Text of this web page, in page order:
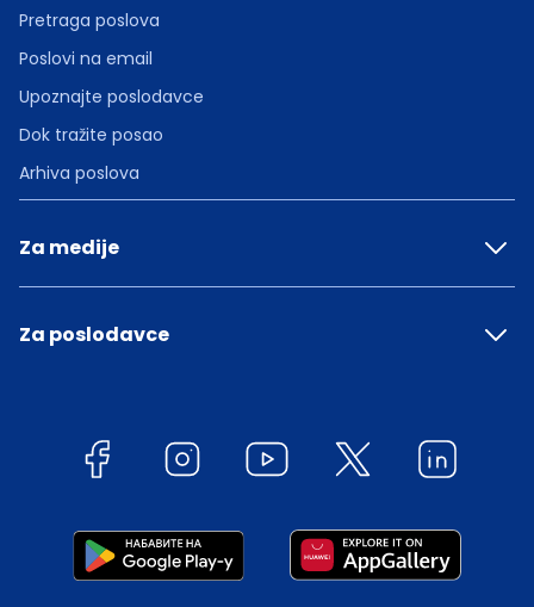
Pretraga poslova
Poslovi na email
Upoznajte poslodavce
Dok tražite posao
Arhiva poslova
Za medije
Za poslodavce